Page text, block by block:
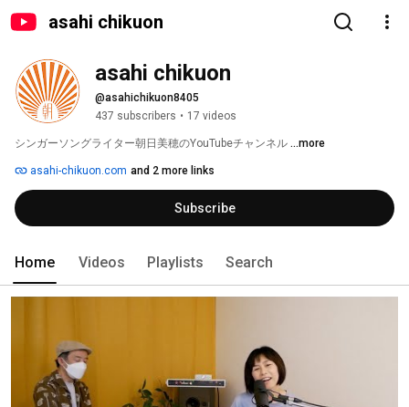
asahi chikuon
asahi chikuon
@asahichikuon8405
437 subscribers • 17 videos
シンガーソングライター朝日美穂のYouTubeチャンネル ...more
asahi-chikuon.com and 2 more links
Subscribe
Home Videos Playlists Search